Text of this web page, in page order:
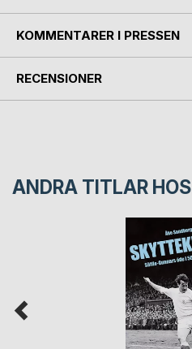
KOMMENTARER I PRESSEN
RECENSIONER
ANDRA TITLAR HOS